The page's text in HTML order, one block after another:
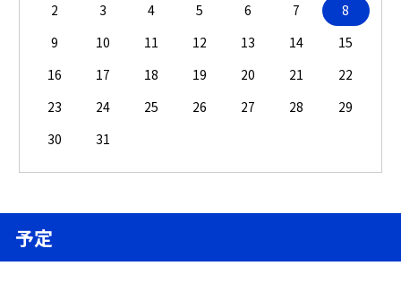
2
3 4 5 6 7
8
9
10 11 12 13 14
15
16
17 18 19 20 21
22
23
24 25 26 27 28
29
30
31
予定